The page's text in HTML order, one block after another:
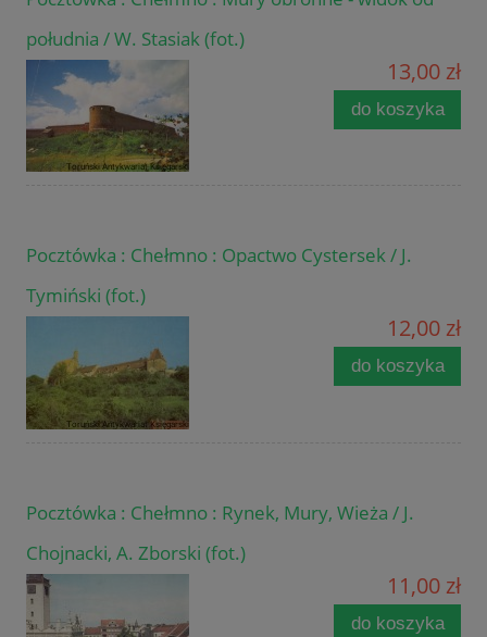
południa / W. Stasiak (fot.)
13,00 zł
do koszyka
Pocztówka : Chełmno : Opactwo Cystersek / J.
Tymiński (fot.)
12,00 zł
do koszyka
Pocztówka : Chełmno : Rynek, Mury, Wieża / J.
Chojnacki, A. Zborski (fot.)
11,00 zł
do koszyka